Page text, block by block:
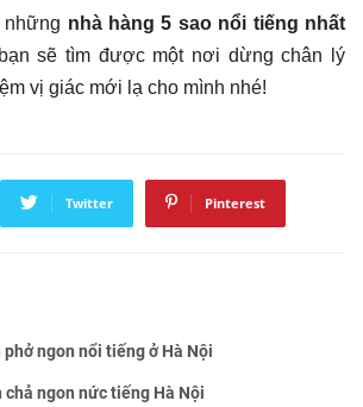
những nhà hàng 5 sao nổi tiếng nhất
sẽ tìm được một nơi dừng chân lý
vị giác mới lạ cho mình nhé!
Twitter Pinterest
ngon nổi tiếng ở Hà Nội
chả ngon nức tiếng Hà Nội